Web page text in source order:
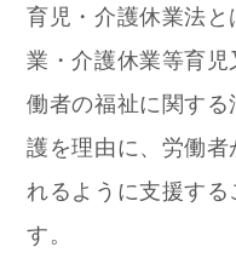
育児・介護休業法
業・介護休業等育
働者の福祉に関す
護を理由に、労働者
れるように支援す
す。